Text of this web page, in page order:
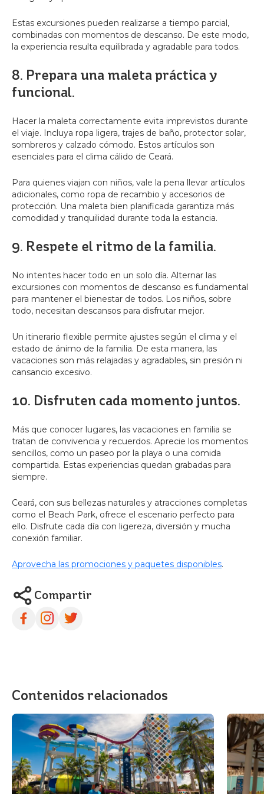
Estas excursiones pueden realizarse a tiempo parcial,
combinadas con momentos de descanso. De este modo,
la experiencia resulta equilibrada y agradable para todos.
8. Prepara una maleta práctica y
funcional.
Hacer la maleta correctamente evita imprevistos durante
el viaje. Incluya ropa ligera, trajes de baño, protector solar,
sombreros y calzado cómodo. Estos artículos son
esenciales para el clima cálido de Ceará.
Para quienes viajan con niños, vale la pena llevar artículos
adicionales, como ropa de recambio y accesorios de
protección. Una maleta bien planificada garantiza más
comodidad y tranquilidad durante toda la estancia.
9. Respete el ritmo de la familia.
No intentes hacer todo en un solo día. Alternar las
excursiones con momentos de descanso es fundamental
para mantener el bienestar de todos. Los niños, sobre
todo, necesitan descansos para disfrutar mejor.
Un itinerario flexible permite ajustes según el clima y el
estado de ánimo de la familia. De esta manera, las
vacaciones son más relajadas y agradables, sin presión ni
cansancio excesivo.
10. Disfruten cada momento juntos.
Más que conocer lugares, las vacaciones en familia se
tratan de convivencia y recuerdos. Aprecie los momentos
sencillos, como un paseo por la playa o una comida
compartida. Estas experiencias quedan grabadas para
siempre.
Ceará, con sus bellezas naturales y atracciones completas
como el Beach Park, ofrece el escenario perfecto para
ello. Disfrute cada día con ligereza, diversión y mucha
conexión familiar.
Aprovecha las promociones y paquetes disponibles.
Compartir
Contenidos relacionados